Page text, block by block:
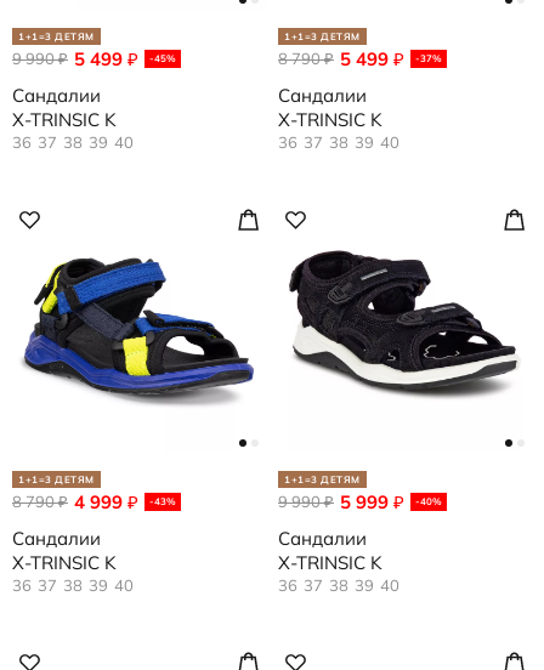
1+1=3 ДЕТЯМ
5 499 ₽ -45%
9 990₽
Сандалии
X-TRINSIC K
36 37 38 39 40
1+1=3 ДЕТЯМ
5 499 ₽ -37%
8 790₽
Сандалии
X-TRINSIC K
36 37 38 39 40
1+1=3 ДЕТЯМ
4 999 ₽ -43%
8 790₽
Сандалии
X-TRINSIC K
36 37 38 39 40
1+1=3 ДЕТЯМ
5 999 ₽ -40%
9 990₽
Сандалии
X-TRINSIC K
36 37 38 39 40